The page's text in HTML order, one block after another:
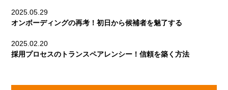
2025.05.29
オンボーディングの再考！初日から候補者を魅了する
2025.02.20
採用プロセスのトランスペアレンシー！信頼を築く方法